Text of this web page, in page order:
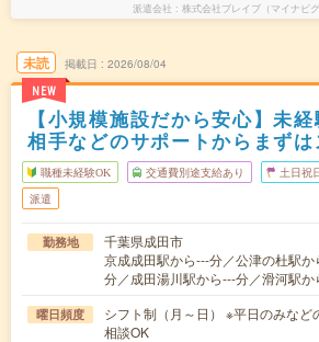
派遣会社 株式会社ブレイブ（マイナビグ
未読
NEW
掲載日 2026/08/04
【小規模施設だから安心】未
相手などのサポートからまずは
職種未経験OK 交通費別途支給あり 土日祝
派遣
勤務地
千葉県成田市
京成成田駅から---分／公津の杜駅
分／成田湯川駅から---分／滑河駅か
曜日頻度
シフト制（月～日） ※平日のみなど
相談OK